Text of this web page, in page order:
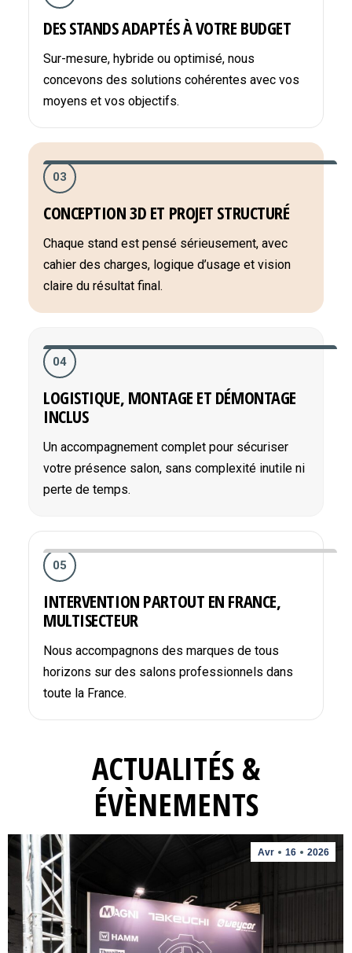
DES STANDS ADAPTÉS À VOTRE BUDGET
Sur-mesure, hybride ou optimisé, nous
concevons des solutions cohérentes avec vos
moyens et vos objectifs.
03
CONCEPTION 3D ET PROJET STRUCTURÉ
Chaque stand est pensé sérieusement, avec
cahier des charges, logique d’usage et vision
claire du résultat final.
04
LOGISTIQUE, MONTAGE ET DÉMONTAGE
INCLUS
Un accompagnement complet pour sécuriser
votre présence salon, sans complexité inutile ni
perte de temps.
05
INTERVENTION PARTOUT EN FRANCE,
MULTISECTEUR
Nous accompagnons des marques de tous
horizons sur des salons professionnels dans
toute la France.
ACTUALITÉS &
ÉVÈNEMENTS
Avr 16 2026